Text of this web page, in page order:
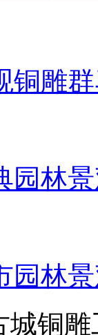
铜雕
园林
园林
城铜